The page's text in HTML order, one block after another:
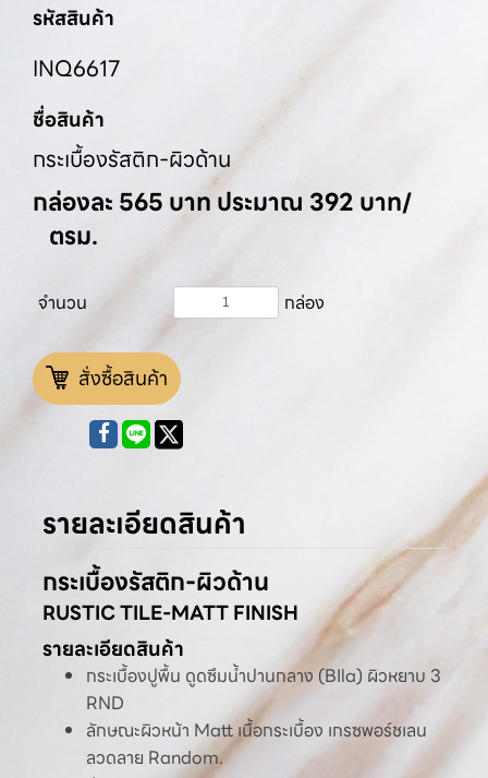
รหัสสินค้า
INQ6617
ชื่อสินค้า
กระเบื้องรัสติก-ผิวด้าน
กล่องละ 565 บาท ประมาณ 392 บาท/
ตรม.
จำนวน กล่อง
สั่งซื้อสินค้า
รายละเอียดสินค้า
กระเบื้องรัสติก-ผิวด้าน
RUSTIC TILE-MATT FINISH
รายละเอียดสินค้า
กระเบื้องปูพื้น ดูดซึมน้ำปานกลาง (BIla) ผิวหยาบ 3
RND
ลักษณะผิวหน้า Matt เนื้อกระเบื้อง เกรซพอร์ชเลน
ลวดลาย Random.